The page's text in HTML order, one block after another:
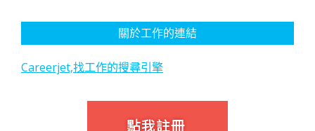
關於工作的連結
Careerjet,找工作的搜尋引擎